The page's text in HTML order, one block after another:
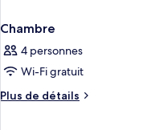
Chambre
4 personnes
Wi-Fi gratuit
Plus de détails
Plus